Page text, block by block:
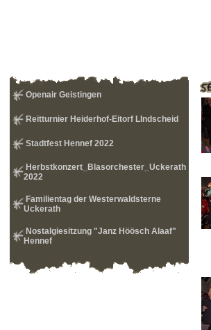
Openair Geistingen
Reitturnier Heiderhof-Eitorf LIndscheid
Stadtfest Hennef 2022
Herbstkonzert_Blasorchester_Uckerath
2022
Familientag der Westerwaldsterne
Uckerath
Nostalgiesitzung "Janz Höösch Alaaf"
Hennef